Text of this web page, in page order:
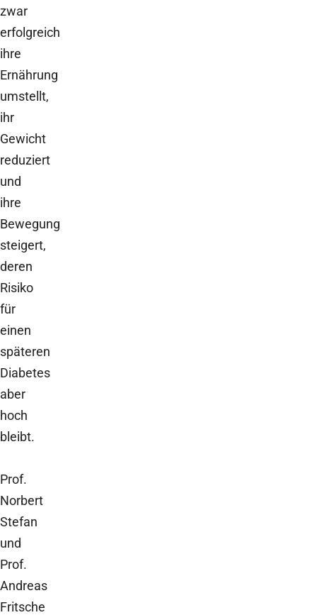
zwar
erfolgreich
ihre
Ernährung
umstellt,
ihr
Gewicht
reduziert
und
ihre
Bewegung
steigert,
deren
Risiko
für
einen
späteren
Diabetes
aber
hoch
bleibt.
Prof.
Norbert
Stefan
und
Prof.
Andreas
Fritsche